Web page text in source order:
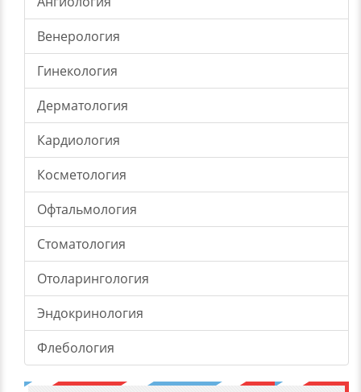
Венерология
Гинекология
Дерматология
Кардиология
Косметология
Офтальмология
Стоматология
Отоларингология
Эндокринология
Флебология